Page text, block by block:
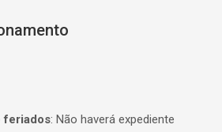
feriados: Não haverá expediente